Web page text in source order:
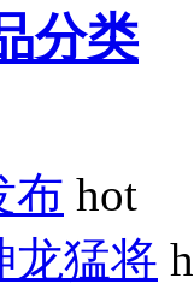
分类
布 hot
龙猛将